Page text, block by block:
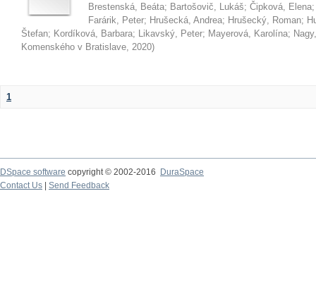
Brestenská, Beáta; Bartošovič, Lukáš; Čipková, Elena
Farárik, Peter; Hrušecká, Andrea; Hrušecký, Roman;
Štefan; Kordíková, Barbara; Likavský, Peter; Mayerová, Karolína;
Komenského v Bratislave, 2020)
1
DSpace software copyright © 2002-2016
DuraSpace
Contact Us
Send Feedback